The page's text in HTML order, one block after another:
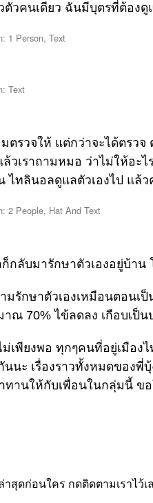
วคนเดียว ฉันมีบุตรที่ต้องดู
ตรวจให้ แต่กว่าจะได้ตรวจ
วเราถามหมอ ว่าไม่ให้อะ
ไทลินอลดูแลตัวเองไป แล้
กลับมารักษาตัวเองอยู่บ้า
มรักษาตัวเองเหมือนตอน
าณ 70% ไข้ลดลง เกือบเป็น
เพียงพอ ทุกๆคนที่อยู่เมือง
นะ เรื่องราวทั้งหมดของพี่
าทานให้กับเพื่อนในกลุ่มนี้
สุดก่อนใคร กดติดตามเราไว้เ